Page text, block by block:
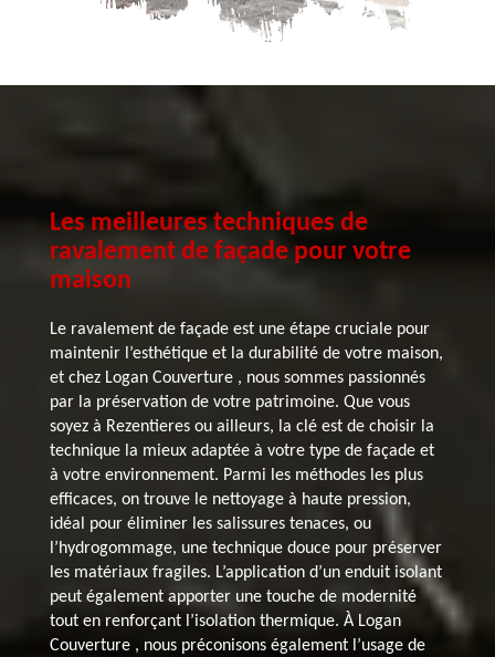
Les meilleures techniques de
ravalement de façade pour votre
maison
Le ravalement de façade est une étape cruciale pour
maintenir l’esthétique et la durabilité de votre maison,
et chez Logan Couverture , nous sommes passionnés
par la préservation de votre patrimoine. Que vous
soyez à Rezentieres ou ailleurs, la clé est de choisir la
technique la mieux adaptée à votre type de façade et
à votre environnement. Parmi les méthodes les plus
efficaces, on trouve le nettoyage à haute pression,
idéal pour éliminer les salissures tenaces, ou
l’hydrogommage, une technique douce pour préserver
les matériaux fragiles. L’application d’un enduit isolant
peut également apporter une touche de modernité
tout en renforçant l’isolation thermique. À Logan
Couverture , nous préconisons également l’usage de